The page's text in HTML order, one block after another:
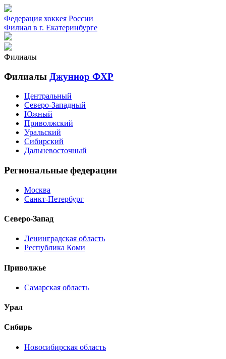
Федерация хоккея России
Филиал в г. Екатеринбурге
Филиалы
Филиалы Джуниор ФХР
Центральный
Северо-Западный
Южный
Приволжский
Уральский
Сибирский
Дальневосточный
Региональные федерации
Москва
Санкт-Петербург
Северо-Запад
Ленинградская область
Республика Коми
Приволжье
Самарская область
Урал
Сибирь
Новосибирская область